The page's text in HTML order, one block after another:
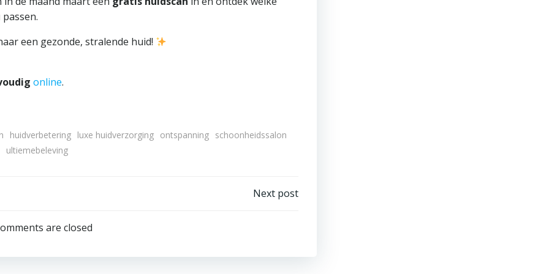
een gezonde, stralende huid!
online.
huidverbetering luxe huidverzorging ontspanning schoonheidssalon
ultiemebeleving
navigatie
Next post
are closed